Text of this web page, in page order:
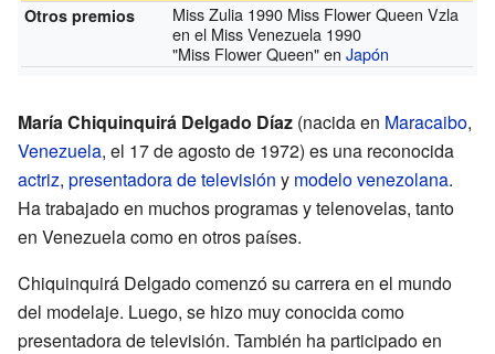
Otros premios
Miss Zulia 1990 Miss Flower Queen Vzla
en el Miss Venezuela 1990
"Miss Flower Queen" enJapón
María Chiquinquirá Delgado Díaz (nacida en Maracaibo,
Venezuela, el 17 de agosto de 1972) es una reconocida
actriz, presentadora de televisión y modelovenezolana.
Ha trabajado en muchos programas y telenovelas, tanto
en Venezuela como en otros países.
Chiquinquirá Delgado comenzó su carrera en el mundo
del modelaje. Luego, se hizo muy conocida como
presentadora de televisión. También ha participado en